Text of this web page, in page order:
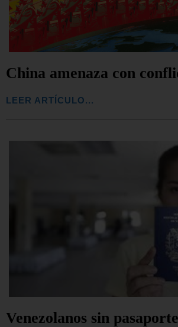
China amenaza con
LEER ARTÍCULO...
Venezolanos sin pasaporte